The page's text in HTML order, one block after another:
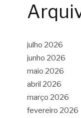
julho 2026
junho 2026
maio 2026
abril 2026
março 2026
fevereiro 2026